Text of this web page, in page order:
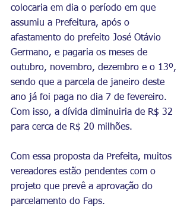
colocaria em dia o período em que
assumiu a Prefeitura, após o
afastamento do prefeito José Otávio
Germano, e pagaria os meses de
outubro, novembro, dezembro e o 13º,
sendo que a parcela de janeiro deste
ano já foi paga no dia 7 de fevereiro.
Com isso, a dívida diminuiria de R$ 32
para cerca de R$ 20 milhões.
Com essa proposta da Prefeita, muitos
vereadores estão pendentes com o
projeto que prevê a aprovação do
parcelamento do Faps.